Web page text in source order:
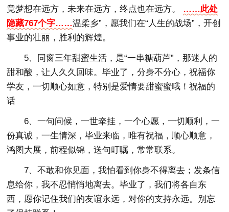
竟梦想在远方，未来在远方，终点也在远方。 ……此处
隐藏767个字……温柔乡”，愿我们在“人生的战场”，开创
事业的壮丽，胜利的辉煌。
5、同窗三年甜蜜生活，是“一串糖葫芦”，那迷人的
甜和酸，让人久久回味。毕业了，分身不分心，祝福你
学友，一切顺心如意，特别是爱情要甜蜜蜜哦！祝福的
话
6、一句问候，一世牵挂，一个心愿，一切顺利，一
份真诚，一生情深，毕业来临，唯有祝福，顺心顺意，
鸿图大展，前程似锦，送句叮嘱，常常联系。
7、不敢和你见面，我怕看到你身不得离去；发条信
息给你，我不忍悄悄地离去。毕业了，我们将各自东
西，愿你记住我们的友谊永远，对你的支持永远。别忘